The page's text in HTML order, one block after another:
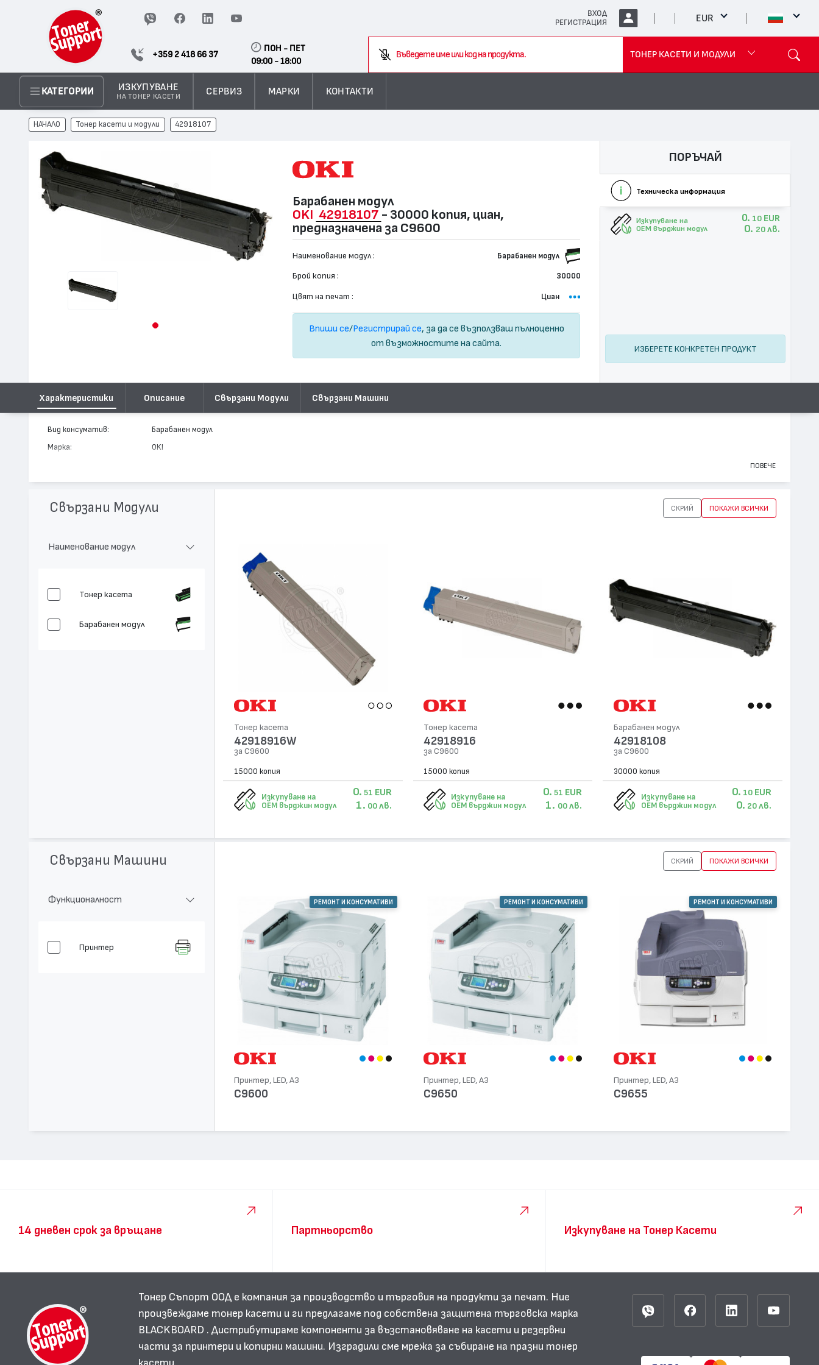
ВХОД
РЕГИСТРАЦИЯ
EUR
+359 2 418 66 37
ПОН - ПЕТ
09:00 - 18:00
Въведете име или код на продукта.
ТОНЕР КАСЕТИ И МОДУЛИ
КАТЕГОРИИ ИЗКУПУВАНЕ
НА ТОНЕР КАСЕТИ
СЕРВИЗ МАРКИ КОНТАКТИ
НАЧАЛО Тонер касети и модули 42918107
Барабанен модул
OKI 42918107 - 30000 копия, циан,
предназначена за C9600
Наименование модул : Барабанен модул
Брой копия : 30000
Цвят на печат : Циан
Впиши се/Регистрирай се, за да се възползваш пълноценно
от възможностите на сайта.
ПОРЪЧАЙ
Техническа информация
Изкупуване на
OEM върджин модул
0. 10 EUR
0. 20 лв.
ИЗБЕРЕТЕ КОНКРЕТЕН ПРОДУКТ
Характеристики Описание Свързани Модули Свързани Машини
Вид консуматив: Барабанен модул
Марка: OKI
Цвят: Циан
Капацитет:
ПОВЕЧЕ
Свързани Модули СКРИЙ ПОКАЖИ ВСИЧКИ
Наименование модул
Тонер касета
Барабанен модул
Тонер касета
42918916W
за C9600
15000 копия
Изкупуване на
OEM върджин модул
0. 51 EUR
1. 00 лв.
Тонер касета
42918916
за C9600
15000 копия
Изкупуване на
OEM върджин модул
0. 51 EUR
1. 00 лв.
Барабанен модул
42918108
за C9600
30000 копия
Изкупуване на
OEM върджин модул
0. 10 EUR
0. 20 лв.
Свързани Машини СКРИЙ ПОКАЖИ ВСИЧКИ
Функционалност
Принтер
РЕМОНТ И КОНСУМАТИВИ
Принтер, LED, А3
C9600
РЕМОНТ И КОНСУМАТИВИ
Принтер, LED, А3
C9650
РЕМОНТ И КОНСУМАТИВИ
Принтер, LED, А3
C9655
14 дневен срок за връщане Партньорство Изкупуване на Тонер Касети
Тонер Съпорт ООД е компания за производство и търговия на продукти за печат. Ние
произвеждаме тонер касети и ги предлагаме под собствена защитена търговска марка
BLACKBOARD . Дистрибутираме компоненти за възстановяване на касети и резервни
части за принтери и копирни машини. Изградили сме мрежа за събиране на празни тонер